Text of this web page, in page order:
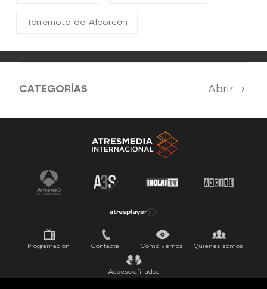
Terremoto de Alcorcón
CATEGORÍAS Abrir
Antena 3 Noticias El Hormiguero
La Ruleta de la Suerte Tu cara me suena
Pasapalabra
Programación Contacta Cómo vernos Quiénes somos
Acceso afiliados